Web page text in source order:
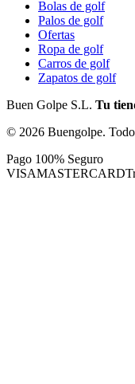
Bolas de golf
Palos de golf
Ofertas
Ropa de golf
Carros de golf
Zapatos de golf
Buen Golpe S.L. Tu
© 2026 Buengolpe.
Pago 100% Seguro
VISAMASTERCARD